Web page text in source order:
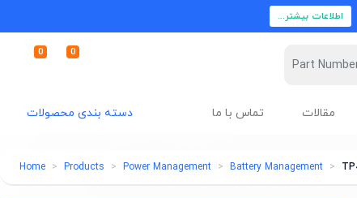
اطلاعات بیشتر...
0 0
دسته بندی محصولات مقالات تماس با ما
Home Products Power Management Battery Management